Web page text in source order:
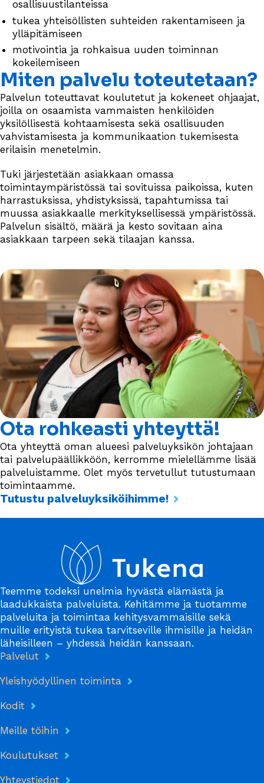
osallisuustilanteissa
tukea yhteisöllisten suhteiden rakentamiseen ja
ylläpitämiseen
motivointia ja rohkaisua uuden toiminnan
kokeilemiseen
Miten palvelu toteutetaan?
Palvelun toteuttavat koulutetut ja kokeneet ohjaajat,
joilla on osaamista vammaisten henkilöiden
yksilöllisestä kohtaamisesta sekä osallisuuden
vahvistamisesta ja kommunikaation tukemisesta
erilaisin menetelmin.
Tuki järjestetään asiakkaan omassa
toimintaympäristössä tai sovituissa paikoissa, kuten
harrastuksissa, yhdistyksissä, tapahtumissa tai
muussa asiakkaalle merkityksellisessä ympäristössä.
Palvelun sisältö, määrä ja kesto sovitaan aina
asiakkaan tarpeen sekä tilaajan kanssa.
Ota rohkeasti yhteyttä!
Ota yhteyttä oman alueesi palveluyksikön johtajaan
tai palvelupäällikköön, kerromme mielellämme lisää
palveluistamme. Olet myös tervetullut tutustumaan
toimintaamme.
Tutustu palveluyksiköihimme!
Teemme todeksi unelmia hyvästä elämästä ja
laadukkaista palveluista. Kehitämme ja tuotamme
palveluita ja toimintaa kehitysvammaisille sekä
muille erityistä tukea tarvitseville ihmisille ja heidän
läheisilleen – yhdessä heidän kanssaan.
Palvelut
Yleishyödyllinen toiminta
Kodit
Meille töihin
Koulutukset
Yhteystiedot